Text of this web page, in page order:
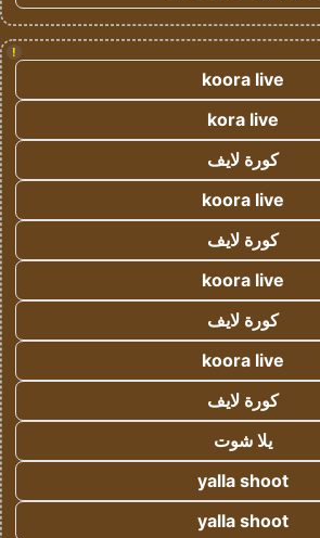
!
koora live
kora live
كورة لايف
koora live
كورة لايف
koora live
كورة لايف
koora live
كورة لايف
يلا شوت
yalla shoot
yalla shoot